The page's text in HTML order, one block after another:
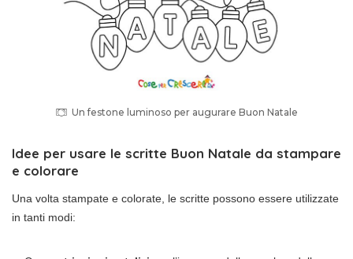
Un festone luminoso per augurare Buon Natale
Idee per usare le scritte Buon Natale da stampare
e colorare
Una volta stampate e colorate, le scritte possono essere utilizzate
in tanti modi: